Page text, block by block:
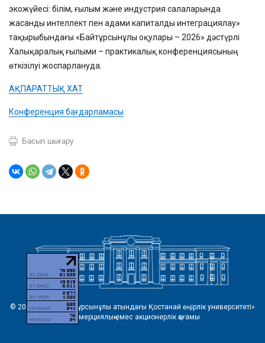
экожүйесі: білім, ғылым және индустрия салаларында
жасанды интеллект пен адами капиталды интеграциялау»
тақырыбындағы «Байтұрсынұлы оқулары – 2026» дәстүрлі
Халықаралық ғылыми – практикалық конференциясының
өткізілуі жоспарлануда.
АҚПАРАТТЫҚ ХАТ
Конференция бағдарламасы
Басып шығару
© 2026 «Ахмет Байтұрсынұлы атындағы Қостанай өңірлік университеті»
коммерциялық емес акционерлік қоғамы